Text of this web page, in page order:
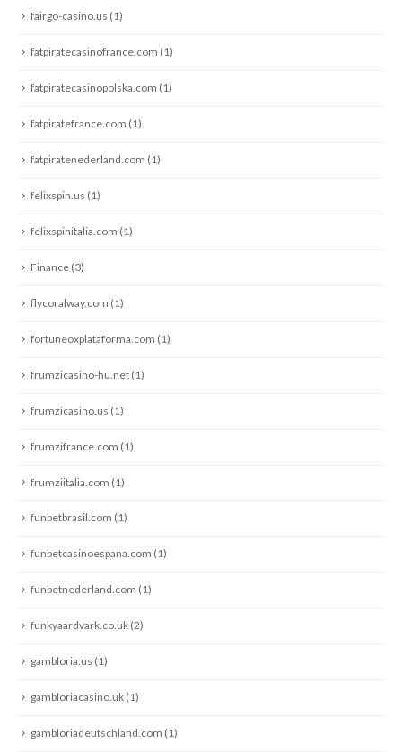
fairgo-casino.us (1)
fatpiratecasinofrance.com (1)
fatpiratecasinopolska.com (1)
fatpiratefrance.com (1)
fatpiratenederland.com (1)
felixspin.us (1)
felixspinitalia.com (1)
Finance (3)
flycoralway.com (1)
fortuneoxplataforma.com (1)
frumzicasino-hu.net (1)
frumzicasino.us (1)
frumzifrance.com (1)
frumziitalia.com (1)
funbetbrasil.com (1)
funbetcasinoespana.com (1)
funbetnederland.com (1)
funkyaardvark.co.uk (2)
gambloria.us (1)
gambloriacasino.uk (1)
gambloriadeutschland.com (1)